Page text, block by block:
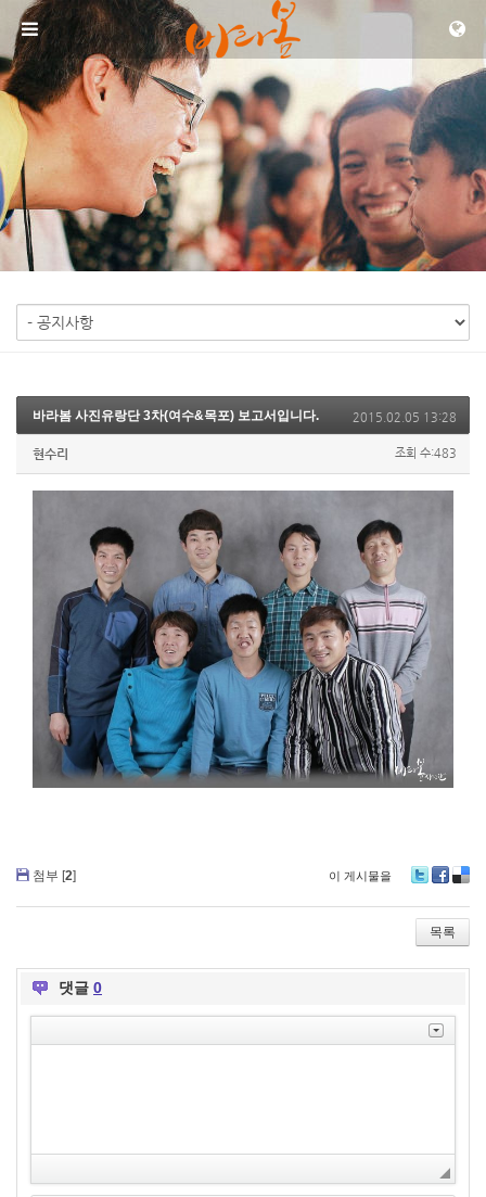
메뉴 건너뛰기
바라봄 사진유랑단 3차(여수&목포) 보고서입니다. 2015.02.05 13:28
현수리 조회 수:483
첨부 [2] 이 게시물을
wi ce
bo
ok
lici
ou
s
목록
댓글 0